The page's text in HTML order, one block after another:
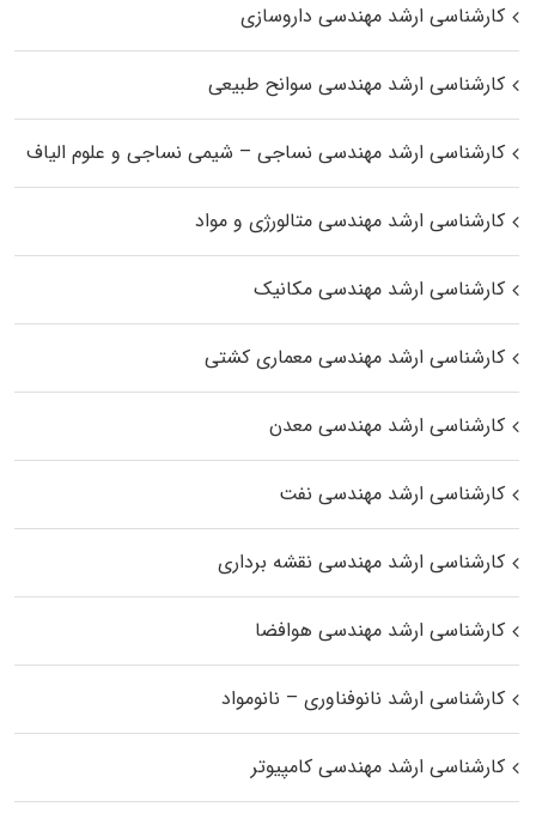
کارشناسی ارشد مهندسی داروسازی
کارشناسی ارشد مهندسی سوانح طبیعی
کارشناسی ارشد مهندسی نساجی – شیمی نساجی و علوم الیاف
کارشناسی ارشد مهندسی متالورژی و مواد
کارشناسی ارشد مهندسی مکانیک
کارشناسی ارشد مهندسی معماری کشتی
کارشناسی ارشد مهندسی معدن
کارشناسی ارشد مهندسی نفت
کارشناسی ارشد مهندسی نقشه برداری
کارشناسی ارشد مهندسی هوافضا
کارشناسی ارشد نانوفناوری – نانومواد
کارشناسی ارشد مهندسی کامپیوتر